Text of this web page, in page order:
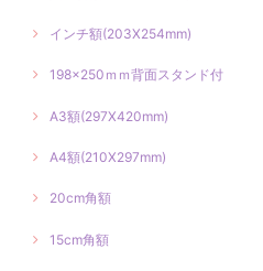
インチ額(203X254mm)
198×250ｍｍ背面スタンド付
A3額(297X420mm)
A4額(210X297mm)
20cm角額
15cm角額